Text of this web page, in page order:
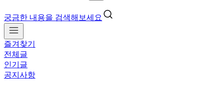
궁금한 내용을 검색해보세요
즐겨찾기
전체글
인기글
공지사항